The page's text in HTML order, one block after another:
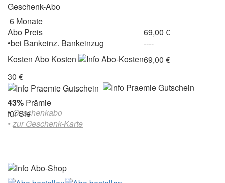
Geschenk-Abo
6 Monate
Abo Preis
69,00 €
•bei Bankeinz. Bankeinzug
----
Kosten Abo Kosten
69,00 €
30 €
43% Prämie
für Sie
• Geschenkabo
• zur Geschenk-Karte